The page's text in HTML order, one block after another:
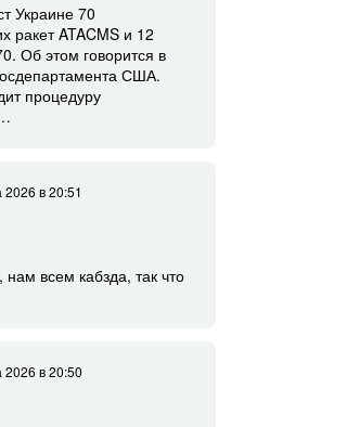
Украине 70
ракет ATACMS и 12
Об этом говорится в
США.
процедуру
2026в 20:51
нам всем кабзда, так что
2026в 20:50